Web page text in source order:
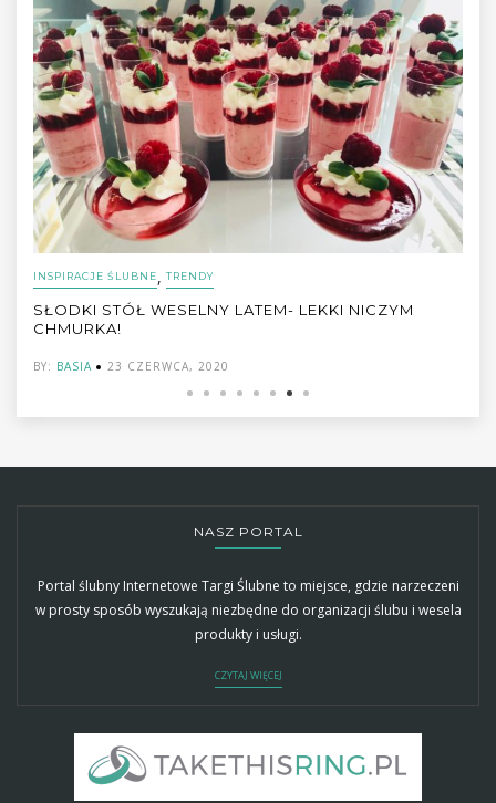
INSPIRACJE ŚLUBNE, TRENDY
SŁODKI STÓŁ WESELNY LATEM- LEKKI NICZYM
CHMURKA!
BY: BASIA 23 CZERWCA, 2020
NASZ PORTAL
Portal ślubny Internetowe Targi Ślubne to miejsce, gdzie narzeczeni
w prosty sposób wyszukają niezbędne do organizacji ślubu i wesela
produkty i usługi.
CZYTAJ WIĘCEJ